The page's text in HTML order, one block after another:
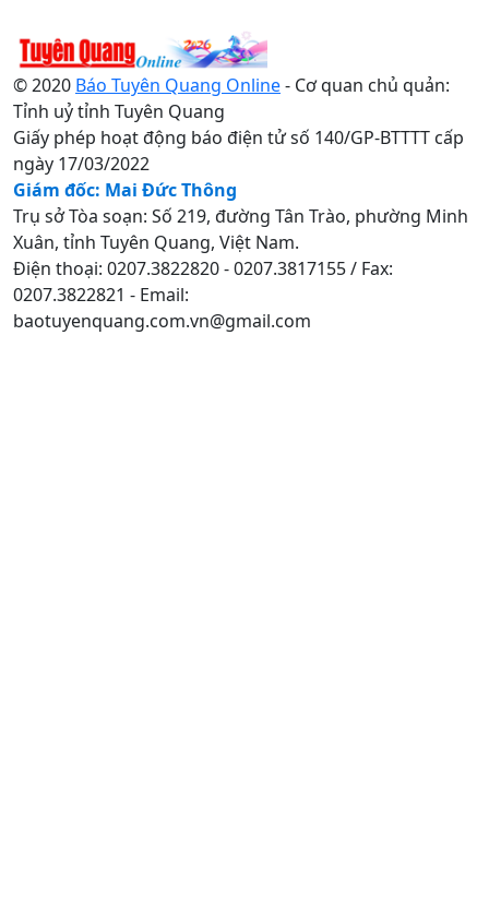
© 2020 Báo Tuyên Quang Online- Cơ quan chủ quản:
Tỉnh uỷ tỉnh Tuyên Quang
Giấy phép hoạt động báo điện tử số 140/GP-BTTTT cấp
ngày 17/03/2022
Giám đốc: Mai Đức Thông
Trụ sở Tòa soạn: Số 219, đường Tân Trào, phường Minh
Xuân, tỉnh Tuyên Quang, Việt Nam.
Điện thoại: 0207.3822820 - 0207.3817155 / Fax:
0207.3822821 - Email:
baotuyenquang.com.vn@gmail.com